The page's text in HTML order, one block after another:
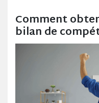
Comment
bilan de